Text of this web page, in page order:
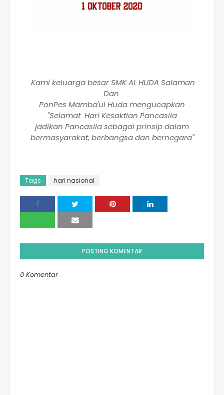
Kami keluarga besar SMK AL HUDA Salaman
Dan
PonPes Mamba'ul Huda mengucapkan
"Selamat Hari Kesaktian Pancasila
jadikan Pancasila sebagai prinsip dalam
bermasyarakat, berbangsa dan bernegara"
Tags hari nasional
POSTING KOMENTAR
0 Komentar